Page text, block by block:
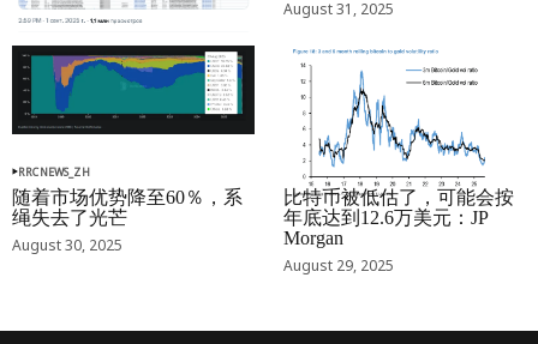
August 31, 2025
RRCNEWS_ZH
随着市场优势降至60％，系
绳失去了光芒
August 30, 2025
RRCNEWS_ZH
比特币被低估了，可能会按
年底达到12.6万美元：JP
Morgan
August 29, 2025